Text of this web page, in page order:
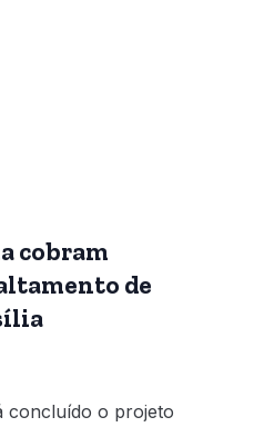
cobram
de
concluído o projeto